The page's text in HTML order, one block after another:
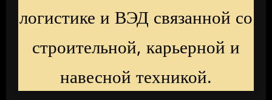
логистике и ВЭД связанной со
строительной, карьерной и
навесной техникой.